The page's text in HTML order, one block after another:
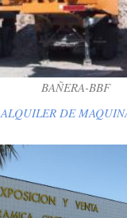
ALQUILER DE
BAÑERA-BBF
ALQUILER DE